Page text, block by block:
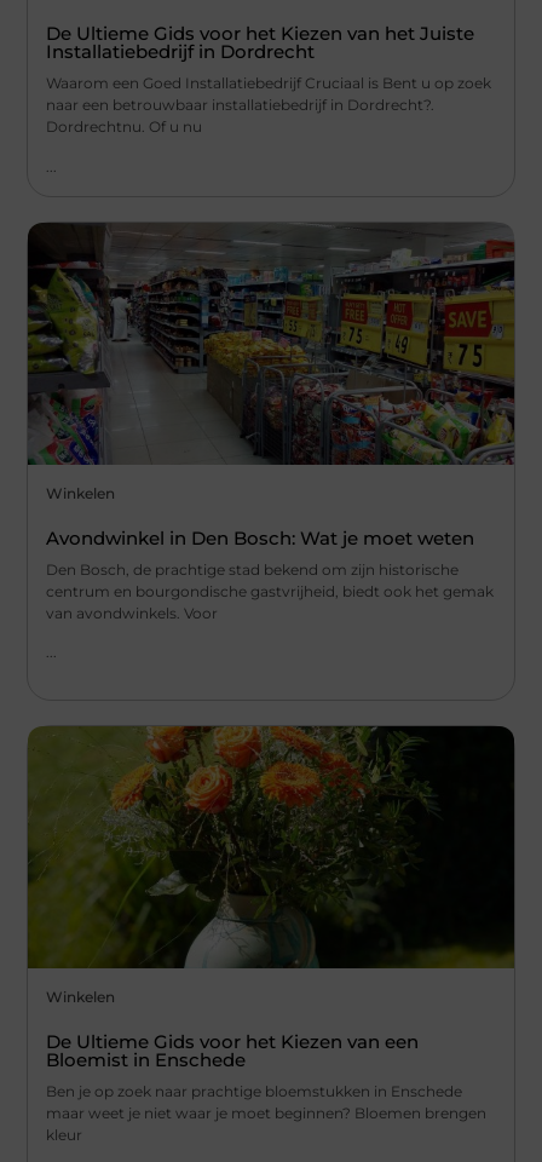
De Ultieme Gids voor het Kiezen van het Juiste
Installatiebedrijf in Dordrecht
Waarom een Goed Installatiebedrijf Cruciaal is Bent u op zoek
naar een betrouwbaar installatiebedrijf in Dordrecht?.
Dordrechtnu. Of u nu
Winkelen
Avondwinkel in Den Bosch: Wat je moet weten
Den Bosch, de prachtige stad bekend om zijn historische
centrum en bourgondische gastvrijheid, biedt ook het gemak
van avondwinkels. Voor
...
Winkelen
De Ultieme Gids voor het Kiezen van een
Bloemist in Enschede
Ben je op zoek naar prachtige bloemstukken in Enschede
maar weet je niet waar je moet beginnen? Bloemen brengen
kleur